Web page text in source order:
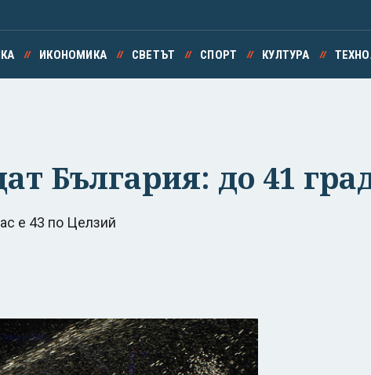
ИКОНОМИКА СВЕТЪТ СПОРТ КУЛТУРА
България: до 41
е 43 по Целзий